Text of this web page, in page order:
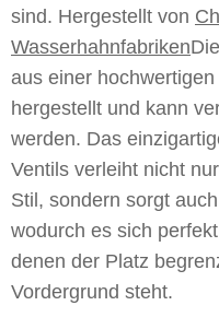
sind. Hergestellt von
Wasserhahnfabriken
aus einer
hergestellt und kann
werden. Das
Ventils verleiht nicht
Stil, sondern sorgt
wodurch es sich
denen der Platz
Vordergrund steht.